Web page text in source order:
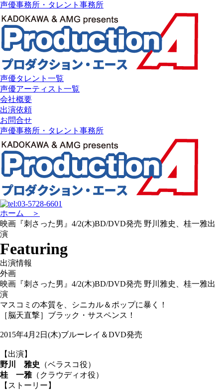
声優事務所・タレント事務所
声優タレント一覧
声優アーティスト一覧
会社概要
出演依頼
お問合せ
声優事務所・タレント事務所
ホーム ＞
映画『刺さった男』4/2(木)BD/DVD発売 野川雅史、桂一雅出
演
Featuring
出演情報
外画
映画『刺さった男』4/2(木)BD/DVD発売 野川雅史、桂一雅出
演
マスコミの本質を、シニカル＆ポップに暴く！
［脳天直撃］ブラック・サスペンス！
2015年4月2日(木)ブルーレイ＆DVD発売
【出演】
野川 雅史
（ベラスコ役）
桂 一雅（クラウディオ役）
【ストーリー】